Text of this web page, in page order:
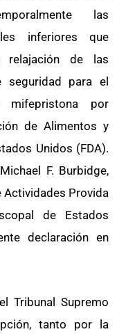
las
inferiores que
relajación de las
seguridad para el
mifepristona por
de Alimentos y
Unidos (FDA).
F. Burbidge,
Provida
de Estados
declaración en
Tribunal Supremo
tanto por la